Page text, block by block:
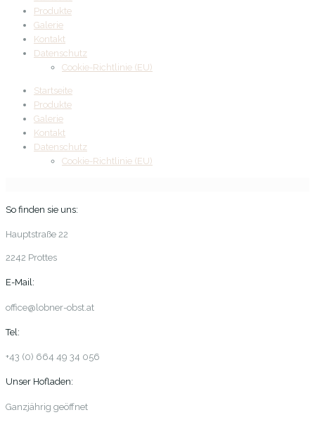
Produkte
Galerie
Kontakt
Datenschutz
Cookie-Richtlinie (EU)
Startseite
Produkte
Galerie
Kontakt
Datenschutz
Cookie-Richtlinie (EU)
So finden sie uns:
Hauptstraße 22
2242 Prottes
E-Mail:
office@lobner-obst.at
Tel:
+43 (0) 664 49 34 056
Unser Hofladen:
Ganzjährig geöffnet